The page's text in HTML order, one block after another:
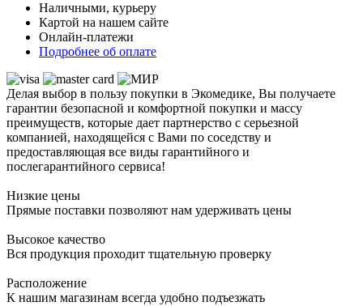
Наличными, курьеру
Картой на нашем сайте
Онлайн-платежи
Подробнее об оплате
Делая выбор в пользу покупки в Экомедике, Вы получаете
гарантии безопасной и комфортной покупки и массу
преимуществ, которые дает партнерство с серьезной
компанией, находящейся с Вами по соседству и
предоставляющая все виды гарантийного и
послегарантийного сервиса!
Низкие цены
Прямые поставки позволяют нам удерживать цены
Высокое качество
Вся продукция проходит тщательную проверку
Расположение
К нашим магазинам всегда удобно подъезжать